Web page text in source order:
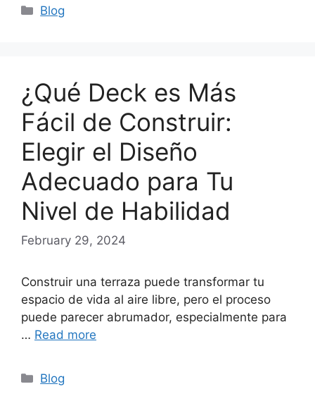
Categories
Blog
¿Qué Deck es Más
Fácil de Construir:
Elegir el Diseño
Adecuado para Tu
Nivel de Habilidad
February 29, 2024
Construir una terraza puede transformar tu
espacio de vida al aire libre, pero el proceso
puede parecer abrumador, especialmente para
… Read more
Categories
Blog